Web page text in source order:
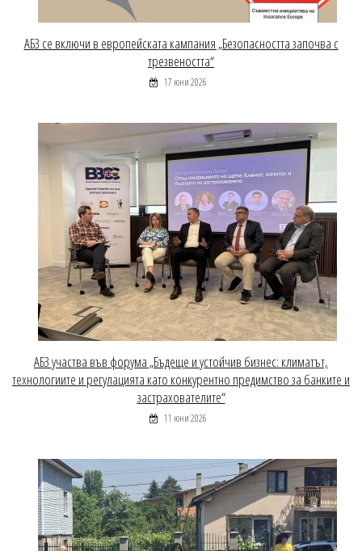
АБЗ се включи в европейската кампания „Безопасността започва с
трезвеността“
17 юни 2026
АБЗ участва във форума „Бъдеще и устойчив бизнес: климатът,
технологиите и регулацията като конкурентно предимство за банките и
застрахователите“
11 юни 2026